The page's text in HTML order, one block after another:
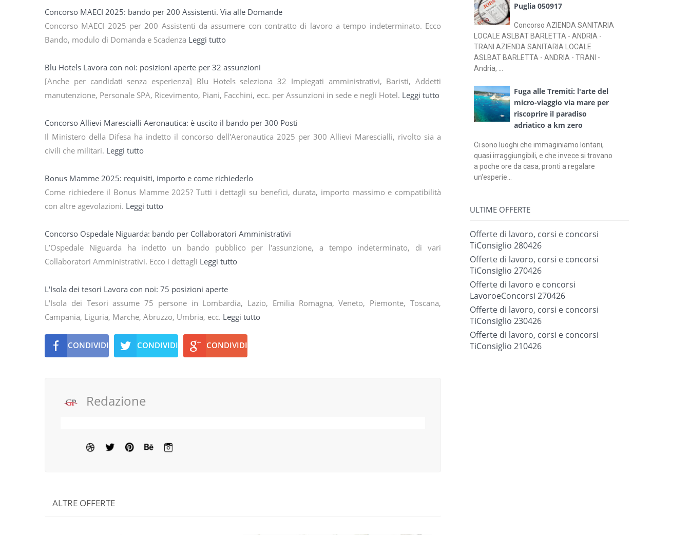
Concorso MAECI 2025: bando per 200 Assistenti. Via alle Domande
Concorso MAECI 2025 per 200 Assistenti da assumere con contratto di lavoro a tempo indeterminato. Ecco
Bando, modulo di Domanda e Scadenza Leggi tutto
Blu Hotels Lavora con noi: posizioni aperte per 32 assunzioni
[Anche per candidati senza esperienza] Blu Hotels seleziona 32 Impiegati amministrativi, Baristi, Addetti
manutenzione, Personale SPA, Ricevimento, Piani, Facchini, ecc. per Assunzioni in sede e negli Hotel. Leggi tutto
Concorso Allievi Marescialli Aeronautica: è uscito il bando per 300 Posti
Il Ministero della Difesa ha indetto il concorso dell'Aeronautica 2025 per 300 Allievi Marescialli, rivolto sia a
civili che militari. Leggi tutto
Bonus Mamme 2025: requisiti, importo e come richiederlo
Come richiedere il Bonus Mamme 2025? Tutti i dettagli su benefici, durata, importo massimo e compatibilità
con altre agevolazioni. Leggi tutto
Concorso Ospedale Niguarda: bando per Collaboratori Amministrativi
L’Ospedale Niguarda ha indetto un bando pubblico per l'assunzione, a tempo indeterminato, di vari
Collaboratori Amministrativi. Ecco i dettagli Leggi tutto
L'Isola dei tesori Lavora con noi: 75 posizioni aperte
L'Isola dei Tesori assume 75 persone in Lombardia, Lazio, Emilia Romagna, Veneto, Piemonte, Toscana,
Campania, Liguria, Marche, Abruzzo, Umbria, ecc. Leggi tutto
CONDIVIDI CONDIVIDI CONDIVIDI
Redazione
ALTRE OFFERTE
Puglia 050917
Concorso AZIENDA SANITARIA
LOCALE ASLBAT BARLETTA - ANDRIA -
TRANI AZIENDA SANITARIA LOCALE
ASLBAT BARLETTA - ANDRIA - TRANI -
Andria, ...
Fuga alle Tremiti: l'arte del
micro-viaggio via mare per
riscoprire il paradiso
adriatico a km zero
Ci sono luoghi che immaginiamo lontani,
quasi irraggiungibili, e che invece si trovano
a poche ore da casa, pronti a regalare
un'esperie...
ULTIME OFFERTE
Offerte di lavoro, corsi e concorsi
TiConsiglio 280426
Offerte di lavoro, corsi e concorsi
TiConsiglio 270426
Offerte di lavoro e concorsi
LavoroeConcorsi 270426
Offerte di lavoro, corsi e concorsi
TiConsiglio 230426
Offerte di lavoro, corsi e concorsi
TiConsiglio 210426